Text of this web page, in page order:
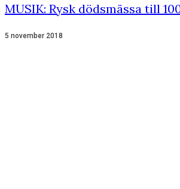
MUSIK: Rysk dödsmässa till
5 november 2018